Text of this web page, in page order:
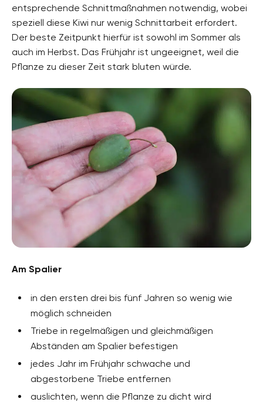
entsprechende Schnittmaßnahmen notwendig, wobei
speziell diese Kiwi nur wenig Schnittarbeit erfordert.
Der beste Zeitpunkt hierfür ist sowohl im Sommer als
auch im Herbst. Das Frühjahr ist ungeeignet, weil die
Pflanze zu dieser Zeit stark bluten würde.
Am Spalier
in den ersten drei bis fünf Jahren so wenig wie
möglich schneiden
Triebe in regelmäßigen und gleichmäßigen
Abständen am Spalier befestigen
jedes Jahr im Frühjahr schwache und
abgestorbene Triebe entfernen
auslichten, wenn die Pflanze zu dicht wird